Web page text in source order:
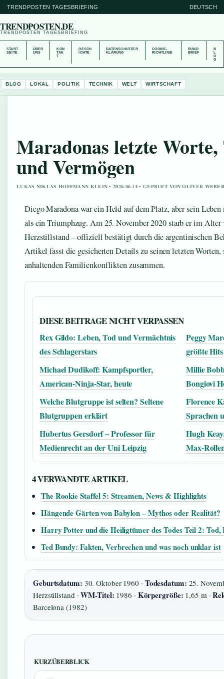
TRENDPOSTEN TAGESBRIEFING DEUTSCH
TRENDPOSTEN.DE
TRENDPOSTEN TAGESBRIEFING
START
SEITE
ÜBER
UNS
KON
TAK
T
GESCH
ICHTE
DATENSCHUTZER
KLÄRUNG
COOKIE-
RICHTLINIE
RUND
BRIEF
B
O
G
BLOG LOKAL POLITIK TECHNIK WELT WIRTSCHAFT
Maradonas letzte Worte,
und Vermögen
LUKAS NIKLAS HOFFMANN KLEIN • 2026-06-14 • GEPRUFT VON OLIVER
Diego Maradona war ein Held auf dem Platz, aber sein Leben
als ein Triumphzug. Am 25. November 2020 starb er im Alter
Herzstillstand – offiziell bestätigt durch die argentinischen
Artikel fasst die gesicherten Details zu seinen letzten Worten,
anhaltenden Familienkonflikten zusammen.
DIESE BEITRAGE NICHT VERPASSEN
Rex Gildo: Leben, Tod und Vermächtnis
des Schlagerstars
Peggy
größte Hits
Michael Dudikoff: Kampfsportler,
American-Ninja-Star, heute
Millie
Bongiovi
Welche Blutgruppe ist selten? Seltene
Blutgruppen erklärt
Florence
Sprachen
Hubertus Gersdorf – Professor für
Medienrecht an der Uni Leipzig
Hugh
Max-
4 VERWANDTE ARTIKEL
The Rookie Staffel 5: Streamen, News & Highlights
Hängende Gärten von Babylon – Mythos oder Realität?
Harry Potter und die Heiligtümer des Todes Teil 2:
Ted Bundy: Fakten, Verbrechen und was noch unklar ist
Geburtsdatum: 30. Oktober 1960 · Todesdatum: 25.
Herzstillstand ·WM-Titel: 1986 · Körpergröße: 1,65 m ·
Barcelona (1982)
KURZÜBERBLICK